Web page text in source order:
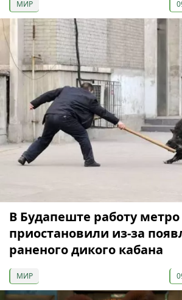
МИР
В Будапеште работу метро
приостановили из-за
раненого дикого кабана
МИР